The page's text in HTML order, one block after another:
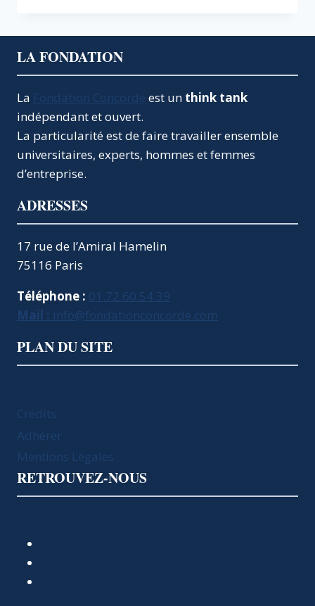
ATOUT
DE
DURABLE
LA FONDATION
La Fondation Concorde est un think tank
indépendant et ouvert.
La particularité est de faire travailler ensemble
universitaires, experts, hommes et femmes
d’entreprise.
ADRESSES
17 rue de l’Amiral Hamelin
75116 Paris
Téléphone : 01.72.60.54.39
Mail : info@fondationconcorde.com
PLAN DU SITE
Crédits
Adhérer
Mentions Légales
RETROUVEZ-NOUS